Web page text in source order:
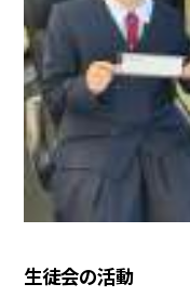
生徒会の活動